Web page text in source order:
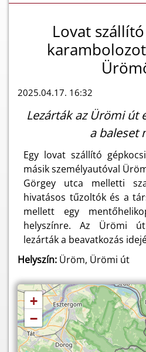
Lovat
2025.04.17. 16:32
Lezárták az Ürömi út
a baleset
Egy lovat szállító
másik személyautóval
Görgey utca melletti
hivatásos tűzoltók és a
mellett egy
helyszínre. Az Ürömi
lezárták a beavatkozás
Helyszín: Üröm, Ürömi út
+
−